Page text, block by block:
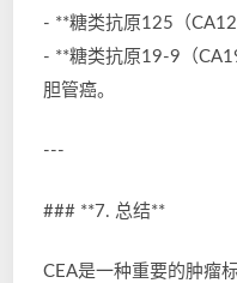
- **糖类抗原125（
- **糖类抗原19-9（
胆管癌。
---
### **7. 总结**
CEA是一种重要的肿瘤